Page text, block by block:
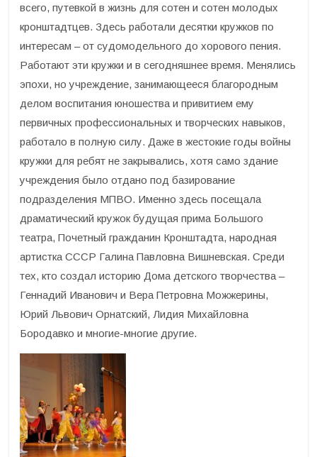
всего, путевкой в жизнь для сотен и сотен молодых
кронштадтцев. Здесь работали десятки кружков по
интересам – от судомодельного до хорового пения.
Работают эти кружки и в сегодняшнее время. Менялись
эпохи, но учреждение, занимающееся благородным
делом воспитания юношества и привитием ему
первичных профессиональных и творческих навыков,
работало в полную силу. Даже в жестокие годы войны
кружки для ребят не закрывались, хотя само здание
учреждения было отдано под базирование
подразделения МПВО. Именно здесь посещала
драматический кружок будущая прима Большого
театра, Почетный гражданин Кронштадта, народная
артистка СССР Галина Павловна Вишневская. Среди
тех, кто создал историю Дома детского творчества –
Геннадий Иванович и Вера Петровна Можжерины,
Юрий Львович Орнатский, Лидия Михайловна
Бородавко и многие-многие другие.